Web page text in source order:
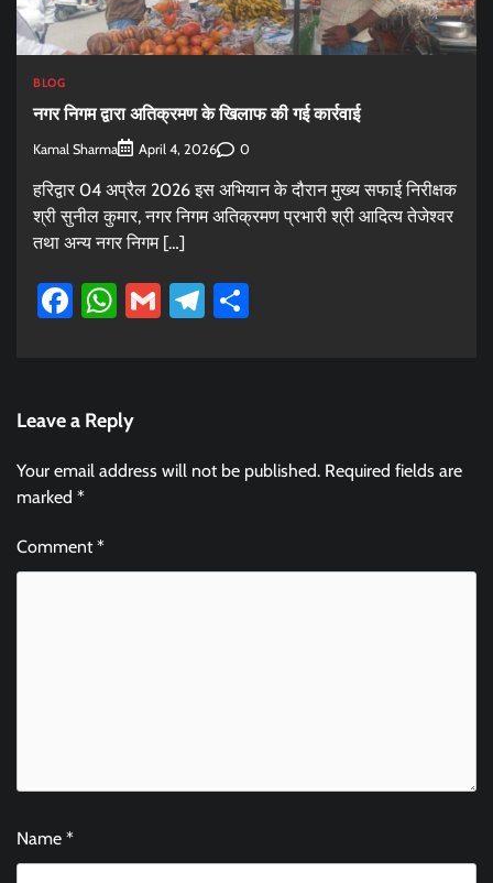
BLOG
नगर निगम द्वारा अतिक्रमण के खिलाफ की गई कार्रवाई
Kamal Sharma April 4, 2026 0
हरिद्वार 04 अप्रैल 2026 इस अभियान के दौरान मुख्य सफाई निरीक्षक
श्री सुनील कुमार, नगर निगम अतिक्रमण प्रभारी श्री आदित्य तेजेश्वर
तथा अन्य नगर निगम […]
Facebook
WhatsApp
GmailTelegram
Leave a Reply
Your email address will not be published. Required fields are
marked *
Comment*
Name *